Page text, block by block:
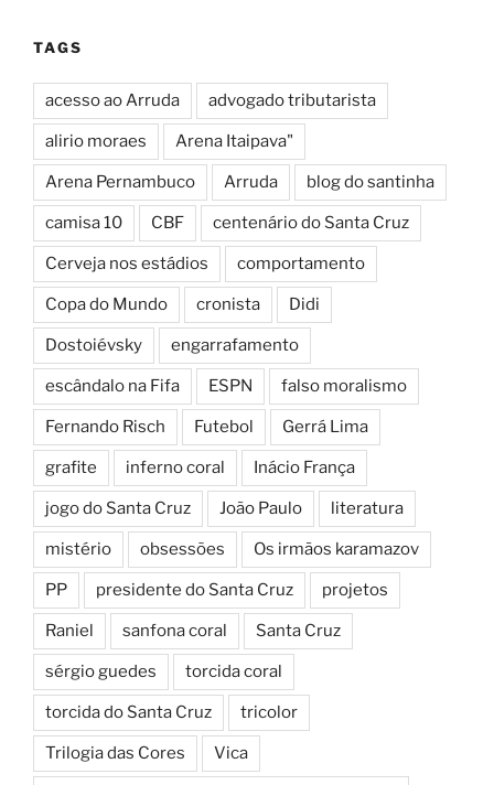
TAGS
acesso ao Arruda advogado tributarista
alirio moraes Arena Itaipava"
Arena Pernambuco Arruda blog do santinha
camisa 10 CBF centenário do Santa Cruz
Cerveja nos estádios comportamento
Copa do Mundo cronista Didi
Dostoiévsky engarrafamento
escândalo na Fifa ESPN falso moralismo
Fernando Risch Futebol Gerrá Lima
grafite inferno coral Inácio França
jogo do Santa Cruz João Paulo literatura
mistério obsessões Os irmãos karamazov
PP presidente do Santa Cruz projetos
Raniel sanfona coral Santa Cruz
sérgio guedes torcida coral
torcida do Santa Cruz tricolor
Trilogia das Cores Vica